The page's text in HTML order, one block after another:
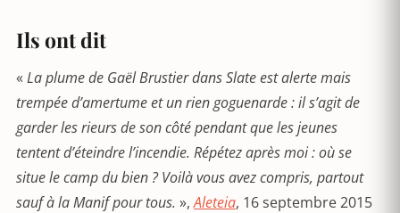
Ils ont dit
« La plume de Gaël Brustier dans Slate est alerte mais
trempée d’amertume et un rien goguenarde : il s’agit de
garder les rieurs de son côté pendant que les jeunes
tentent d’éteindre l’incendie. Répétez après moi : oùse
situe le camp du bien ? Voilà vous avez compris, partout
sauf à la Manif pour tous. »,Aleteia, 16 septembre 2015